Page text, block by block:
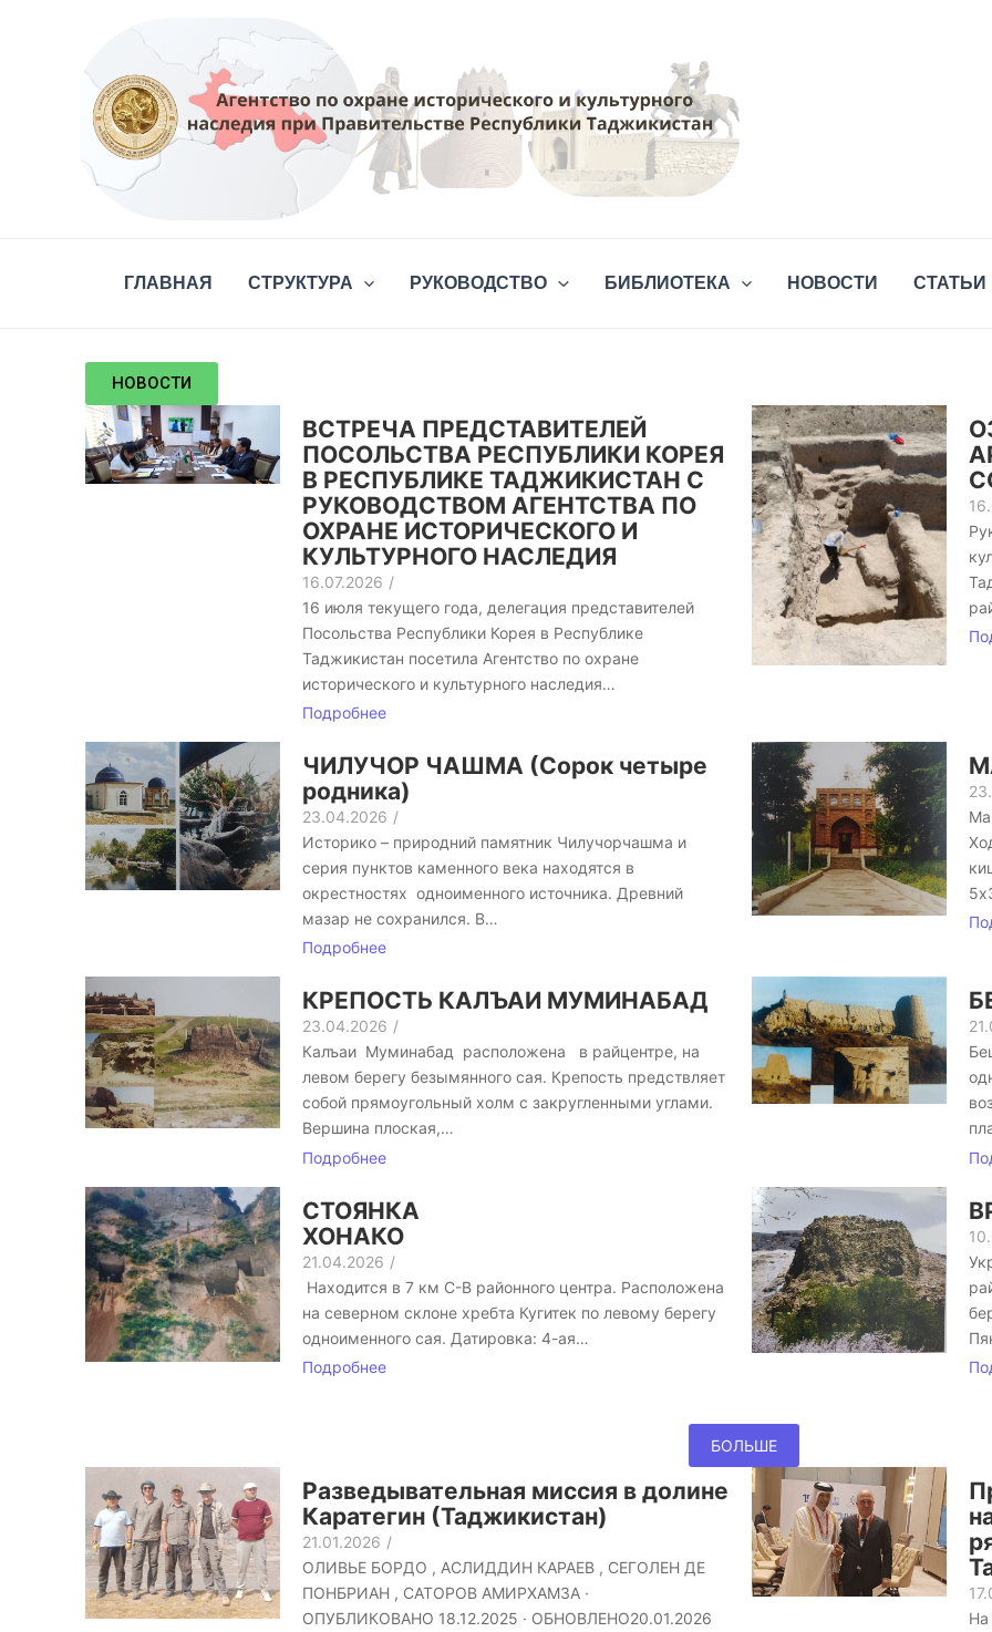
содержимому
ГЛАВНАЯ СТРУКТУРА РУКОВОДСТВО БИБЛИОТЕКА НОВОСТИ СТАТЬИ
МУФАССАЛ
НОВОСТИ
ВСТРЕЧА ПРЕДСТАВИТЕЛЕЙ
ПОСОЛЬСТВА РЕСПУБЛИКИ КОРЕЯ
В РЕСПУБЛИКЕ ТАДЖИКИСТАН С
РУКОВОДСТВОМ АГЕНТСТВА ПО
ОХРАНЕ ИСТОРИЧЕСКОГО И
КУЛЬТУРНОГО НАСЛЕДИЯ
16.07.2026 /
16 июля текущего года, делегация представителей
Посольства Республики Корея в Республике
Таджикистан посетила Агентство по охране
исторического и культурного наследия…
Подробнее
ЧИЛУЧОР ЧАШМА (Сорок четыре
родника)
23.04.2026 /
Историко – природний памятник Чилучорчашма и
серия пунктов каменного века находятся в
окрестностях одноименного источника. Древний
мазар не сохранился. В…
Подробнее
КРЕПОСТЬ КАЛЪАИ МУМИНАБАД
23.04.2026 /
Калъаи Муминабад расположена в райцентре, на
левом берегу безымянного сая. Крепость предствляет
собой прямоугольный холм с закругленными углами.
Вершина плоская,…
Подробнее
СТОЯНКА
ХОНАКО
21.04.2026 /
Находится в 7 км С-В районного центра. Расположена
на северном склоне хребта Кугитек по левому берегу
одноименного сая. Датировка: 4-ая…
Подробнее
БОЛЬШЕ
Разведывательная миссия в долине
Каратегин (Таджикистан)
21.01.2026 /
ОЛИВЬЕ БОРДО , АСЛИДДИН КАРАЕВ , СЕГОЛЕН ДЕ
ПОНБРИАН , САТОРОВ АМИРХАМЗА ·
ОПУБЛИКОВАНО 18.12.2025 · ОБНОВЛЕНО20.01.2026
На